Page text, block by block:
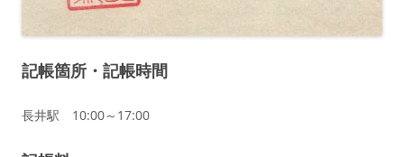
記帳箇所・記帳時間
長井駅 10:00～17:00